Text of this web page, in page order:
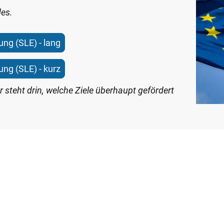
(SLE) - lang
(SLE) - kurz
steht drin, welche Ziele überhaupt gefördert